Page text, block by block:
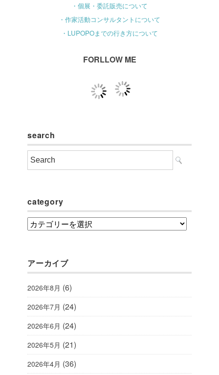
・個展・委託販売について
・作家活動コンサルタントについて
・LUPOPOまでの行き方について
FORLLOW ME
search
category
category
アーカイブ
2026年8月 (6)
2026年7月 (24)
2026年6月 (24)
2026年5月 (21)
2026年4月 (36)